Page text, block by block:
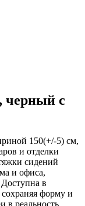
черный с
150(+/-5) см,
и отделки
сидений
и офиса,
в
сохраняя форму и
в реальность.